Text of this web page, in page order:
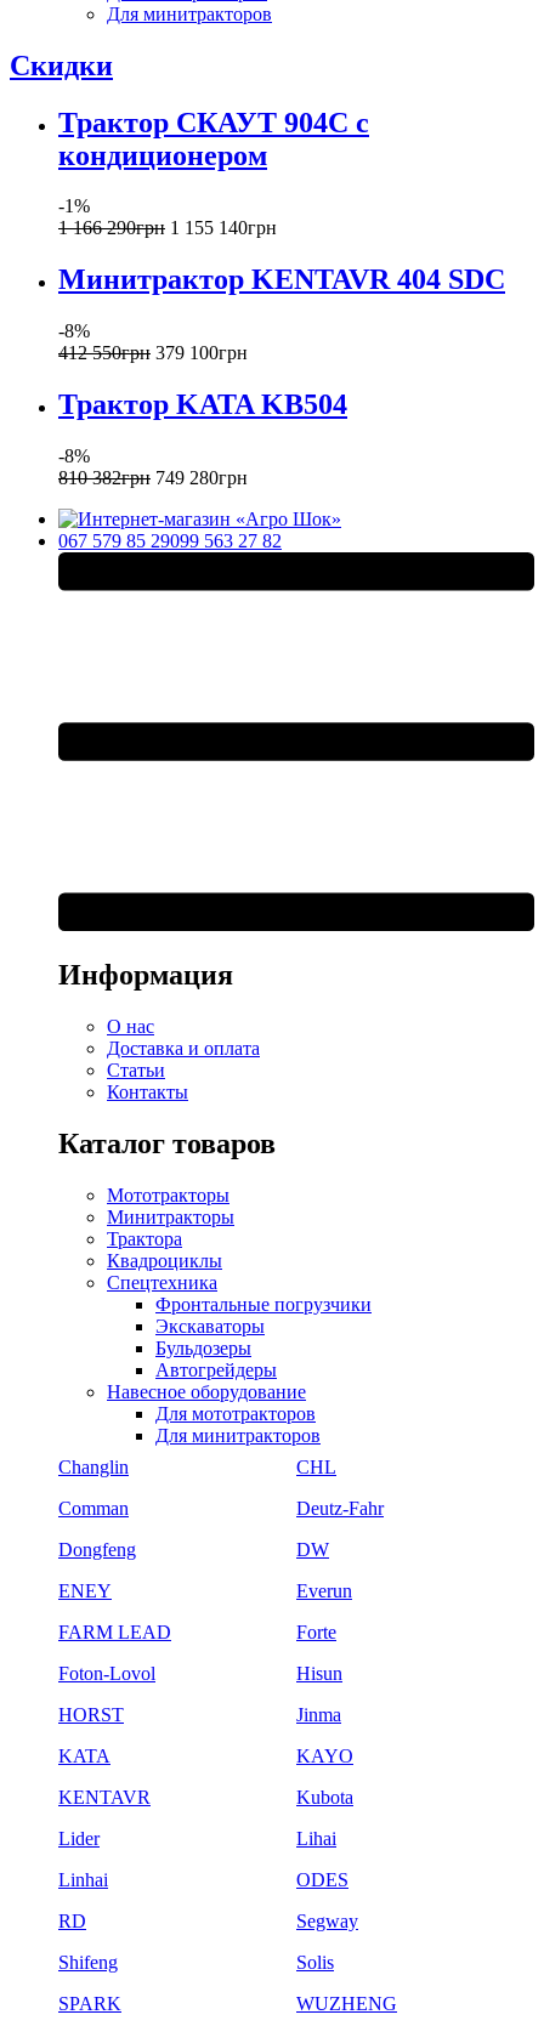
Для минитракторов
Скидки
Трактор СКАУТ 904C с
кондиционером
-1%
1 166 290грн 1 155 140грн
Минитрактор KENTAVR 404 SDC
-8%
412 550грн 379 100грн
Трактор KATA KВ504
-8%
810 382грн 749 280грн
067 579 85 29099 563 27 82
Информация
О нас
Доставка и оплата
Статьи
Контакты
Каталог товаров
Мототракторы
Минитракторы
Трактора
Квадроциклы
Спецтехника
Фронтальные погрузчики
Экскаваторы
Бульдозеры
Автогрейдеры
Навесное оборудование
Для мототракторов
Для минитракторов
Changlin
CHL
Comman
Deutz-Fahr
Dongfeng
DW
ENEY
Everun
FARM LEAD
Forte
Foton-Lovol
Hisun
HORST
Jinma
KATA
KAYO
KENTAVR
Kubota
Lider
Lihai
Linhai
ODES
RD
Segway
Shifeng
Solis
SPARK
WUZHENG